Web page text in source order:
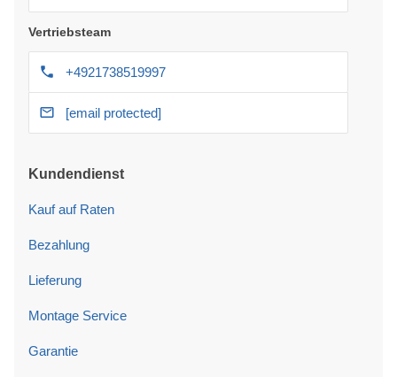
Vertriebsteam
+4921738519997
[email protected]
Kundendienst
Kauf auf Raten
Bezahlung
Lieferung
Montage Service
Garantie